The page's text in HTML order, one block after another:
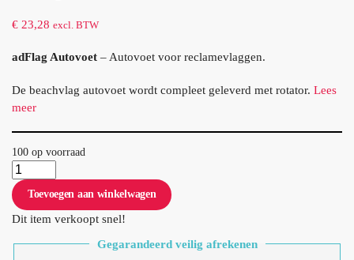
€ 23,28 excl. BTW
adFlag Autovoet – Autovoet voor reclamevlaggen.
De beachvlag autovoet wordt compleet geleverd met rotator. Lees
meer
100 op voorraad
Toevoegen aan winkelwagen
Dit item verkoopt snel!
Gegarandeerd veilig afrekenen